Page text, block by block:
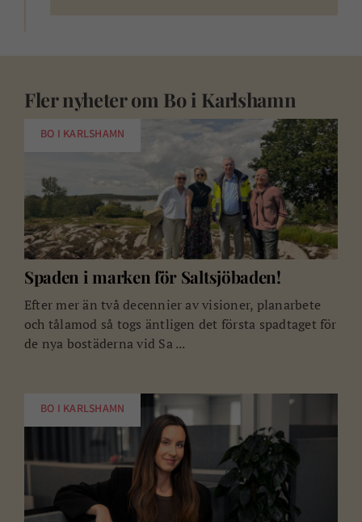
Fler nyheter om Bo i Karlshamn
BO I KARLSHAMN
Spaden i marken för Saltsjöbaden!
Efter mer än två decennier av visioner, planarbete
och tålamod så togs äntligen det första spadtaget för
de nya bostäderna vid Sa ...
BO I KARLSHAMN